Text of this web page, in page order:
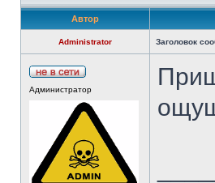
Автор
Administrator Заголовок
Администратор